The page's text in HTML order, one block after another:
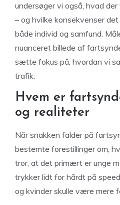
undersøger vi også, hvad
– og hvilke konsekvenser
både individ og samfund.
nuanceret billede af
sætte fokus på, hvordan vi
trafik.
Hvem er
og realiteter
Når snakken falder på
bestemte forestillinger om,
tror, at det primært er unge
trykker lidt for hårdt på
og kvinder skulle være mere